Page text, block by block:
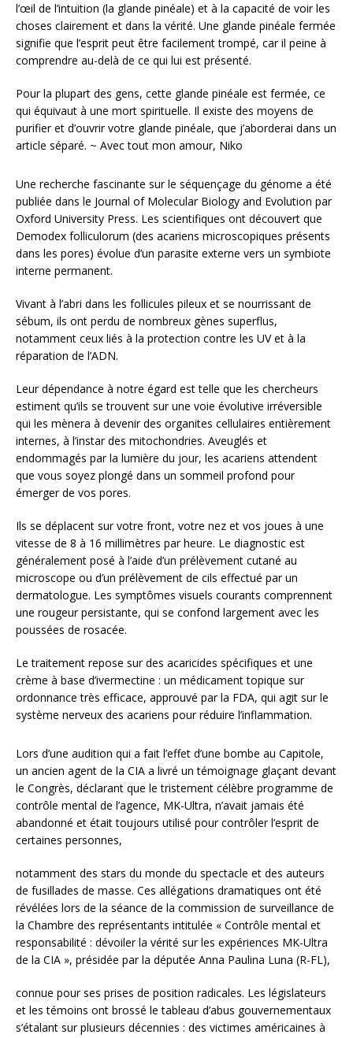
l’œil de l’intuition (la glande pinéale) et à la capacité de voir les
choses clairement et dans la vérité. Une glande pinéale fermée
signifie que l’esprit peut être facilement trompé, car il peine à
comprendre au-delà de ce qui lui est présenté.
Pour la plupart des gens, cette glande pinéale est fermée, ce
qui équivaut à une mort spirituelle. Il existe des moyens de
purifier et d’ouvrir votre glande pinéale, que j’aborderai dans un
article séparé. ~ Avec tout mon amour, Niko
Une recherche fascinante sur le séquençage du génome a été
publiée dans le Journal of Molecular Biology and Evolution par
Oxford University Press. Les scientifiques ont découvert que
Demodex folliculorum (des acariens microscopiques présents
dans les pores) évolue d’un parasite externe vers un symbiote
interne permanent.
Vivant à l’abri dans les follicules pileux et se nourrissant de
sébum, ils ont perdu de nombreux gènes superflus,
notamment ceux liés à la protection contre les UV et à la
réparation de l’ADN.
Leur dépendance à notre égard est telle que les chercheurs
estiment qu’ils se trouvent sur une voie évolutive irréversible
qui les mènera à devenir des organites cellulaires entièrement
internes, à l’instar des mitochondries. Aveuglés et
endommagés par la lumière du jour, les acariens attendent
que vous soyez plongé dans un sommeil profond pour
émerger de vos pores.
Ils se déplacent sur votre front, votre nez et vos joues à une
vitesse de 8 à 16 millimètres par heure. Le diagnostic est
généralement posé à l’aide d’un prélèvement cutané au
microscope ou d’un prélèvement de cils effectué par un
dermatologue. Les symptômes visuels courants comprennent
une rougeur persistante, qui se confond largement avec les
poussées de rosacée.
Le traitement repose sur des acaricides spécifiques et une
crème à base d’ivermectine : un médicament topique sur
ordonnance très efficace, approuvé par la FDA, qui agit sur le
système nerveux des acariens pour réduire l’inflammation.
Lors d’une audition qui a fait l’effet d’une bombe au Capitole,
un ancien agent de la CIA a livré un témoignage glaçant devant
le Congrès, déclarant que le tristement célèbre programme de
contrôle mental de l’agence, MK-Ultra, n’avait jamais été
abandonné et était toujours utilisé pour contrôler l’esprit de
certaines personnes,
notamment des stars du monde du spectacle et des auteurs
de fusillades de masse. Ces allégations dramatiques ont été
révélées lors de la séance de la commission de surveillance de
la Chambre des représentants intitulée « Contrôle mental et
responsabilité : dévoiler la vérité sur les expériences MK-Ultra
de la CIA », présidée par la députée Anna Paulina Luna (R-FL),
connue pour ses prises de position radicales. Les législateurs
et les témoins ont brossé le tableau d’abus gouvernementaux
s’étalant sur plusieurs décennies : des victimes américaines à